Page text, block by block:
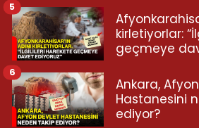
kirletiyorlar:
geçmeye
5
Ankara,
Hastanesini
ediyor?
6